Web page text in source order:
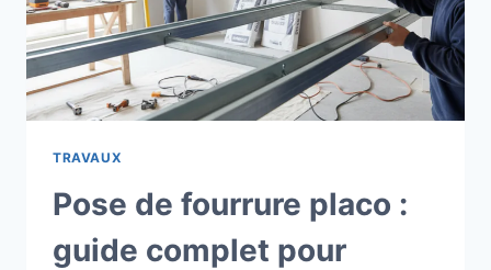
TRAVAUX
Pose de fourrure placo :
guide complet pour